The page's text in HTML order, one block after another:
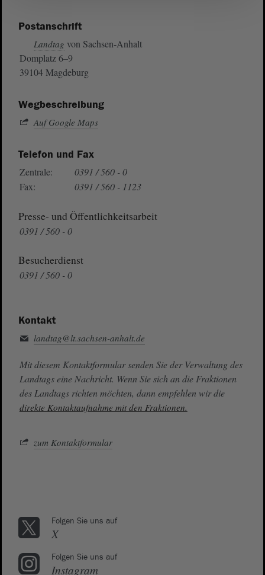
Postanschrift
Landtag von Sachsen-Anhalt
Domplatz 6–9
39104 Magdeburg
Wegbeschreibung
Auf Google Maps
Telefon und Fax
Zentrale:
0391 / 560 - 0
Fax:
0391 / 560 - 1123
Presse- und Öffentlichkeitsarbeit
0391 / 560 - 0
Besucherdienst
0391 / 560 - 0
Kontakt
landtag@lt.sachsen-anhalt.de
Mit diesem Kontaktformular senden Sie der Verwaltung des
Landtags eine Nachricht. Wenn Sie sich an die Fraktionen
des Landtags richten möchten, dann empfehlen wir die
direkte Kontaktaufnahme mit den Fraktionen.
zum Kontaktformular
Folgen Sie uns auf
X
Folgen Sie uns auf
Instagram